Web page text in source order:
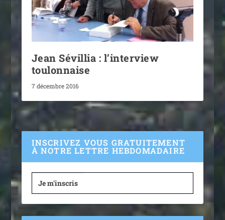
Jean Sévillia : l’interview
toulonnaise
7 décembre 2016
INSCRIVEZ VOUS GRATUITEMENT
À NOTRE LETTRE HEBDOMADAIRE
Je m'inscris